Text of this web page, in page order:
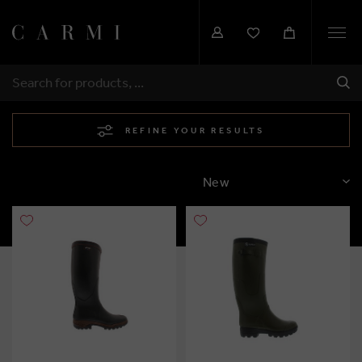
SEARCH
REFINE YOUR RESULTS
SORT